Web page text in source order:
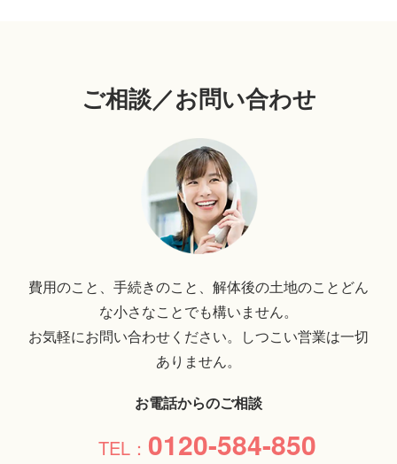
ご相談／お問い合わせ
費用のこと、手続きのこと、解体後の土地のことどん
な小さなことでも構いません。
お気軽にお問い合わせください。しつこい営業は一切
ありません。
お電話からのご相談
0120-584-850